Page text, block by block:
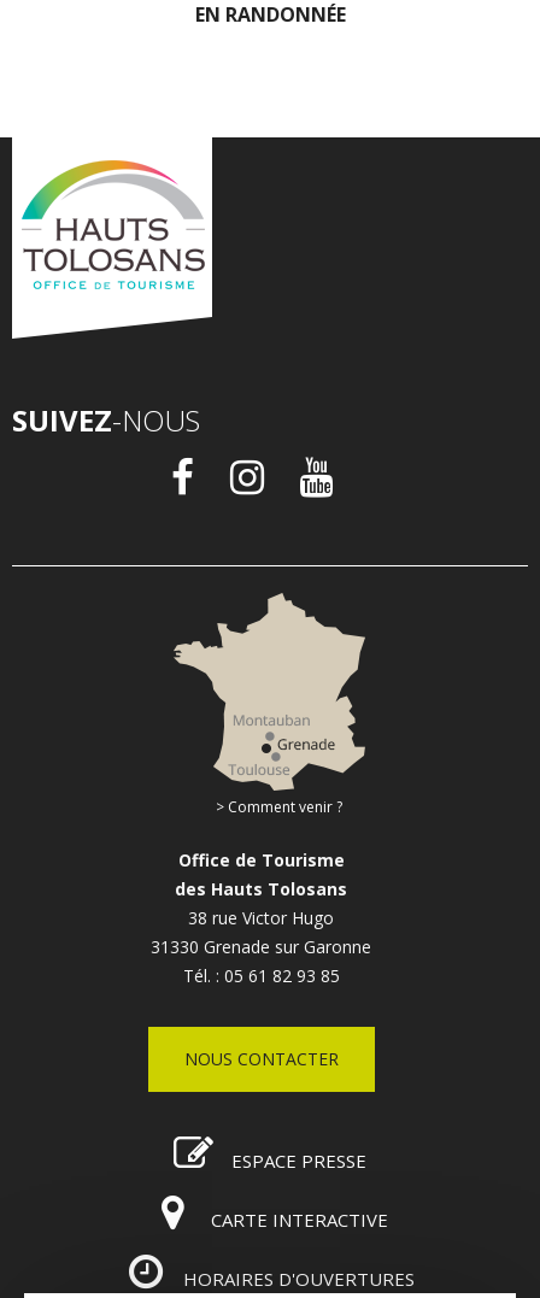
EN RANDONNÉE
SUIVEZ-NOUS
Comment venir ?
Office de Tourisme
des Hauts Tolosans
38 rue Victor Hugo
31330 Grenade sur Garonne
Tél. : 05 61 82 93 85
NOUS CONTACTER
ESPACE PRESSE
CARTE INTERACTIVE
HORAIRES D'OUVERTURES